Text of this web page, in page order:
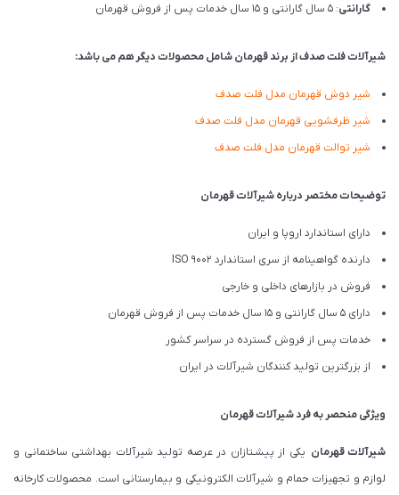
گارانتی: 5 سال گارانتی و 15 سال خدمات پس از فروش قهرمان
شیرآلات فلت صدف از برند قهرمان شامل محصولات دیگر هم می باشد:
شیر دوش قهرمان مدل فلت صدف
شیر ظرفشویی قهرمان مدل فلت صدف
شیر توالت قهرمان مدل فلت صدف
توضیحات مختصر درباره شیرآلات قهرمان
دارای استاندارد اروپا و ایران
دارنده گواهینامه از سری استاندارد ISO 9002
فروش در بازارهای داخلی و خارجی
دارای 5 سال گارانتی و 15 سال خدمات پس از فروش قهرمان
خدمات پس از فروش گسترده در سراسر کشور
از بزرگترین تولید کنندگان شیرآلات در ایران
ویژگی منحصر به فرد شیرآلات قهرمان
شیرآلات قهرمان یکی از پیشـتازان در عرصه تولید شیرآلات بهداشتی ساختمانی و
لوازم و تجهیزات حمام و شیرآلات الکترونیکی و بیمارستانی است. محصولات کارخانه